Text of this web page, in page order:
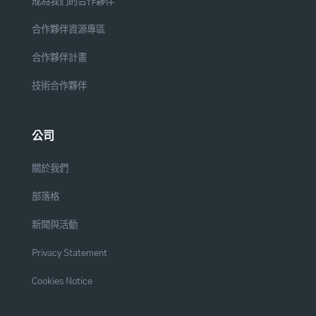
合作夥伴資源專區
合作夥伴計畫
技術合作夥伴
公司
關於我們
部落格
新聞與活動
Privacy Statement
Cookies Notice